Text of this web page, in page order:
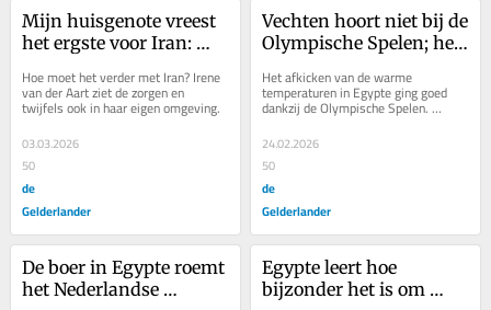
Mijn huisgenote vreest
het ergste voor Iran:
bombarderen’
Hoe moet het verder met Iran? Irene
van der Aart ziet de zorgen en
twijfels ook in haar eigen omgeving.
03.03.2026
50
de
Gelderlander
Vechten hoort niet bij de
Olympische Spelen; het
Het afkicken van de warme
temperaturen in Egypte ging goed
dankzij de Olympische Spelen.
Perfecte afleiding van miezerige
dagen.
24.02.2026
50
de
Gelderlander
De boer in Egypte roemt
het Nederlandse
Egypte leert hoe
bijzonder het is om